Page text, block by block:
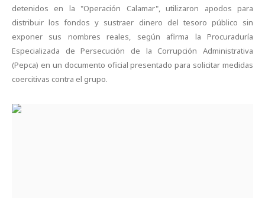
detenidos en la "Operación Calamar", utilizaron apodos para
distribuir los fondos y sustraer dinero del tesoro público sin
exponer sus nombres reales, según afirma la Procuraduría
Especializada de Persecución de la Corrupción Administrativa
(Pepca) en un documento oficial presentado para solicitar medidas
coercitivas contra el grupo.